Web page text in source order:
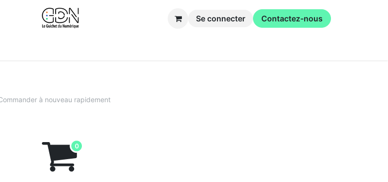
Se connecter Contactez-nous
à nouveau rapidement